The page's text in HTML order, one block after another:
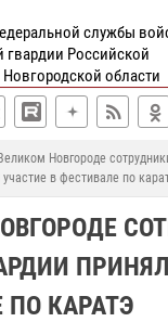
службы
гвардии Российской
области
Новгороде
участие в фестивале по
ПО КАРАТЭ